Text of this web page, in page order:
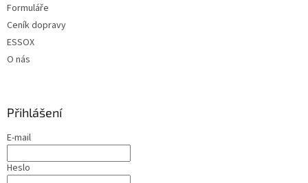
Formuláře
Ceník dopravy
ESSOX
O nás
Přihlášení
E-mail
Heslo